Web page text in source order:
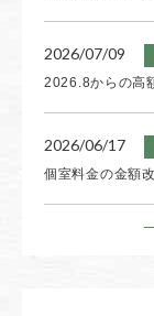
2026/07/09
2026.8からの高
2026/06/17
個室料金の金額